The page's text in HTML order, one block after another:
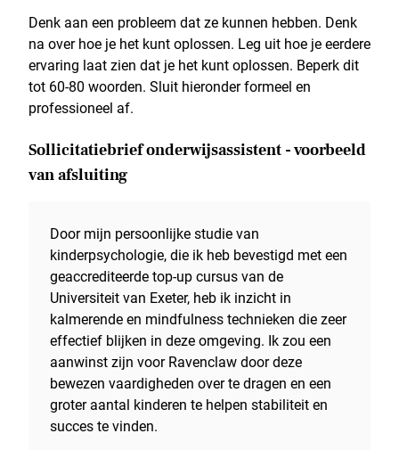
Denk aan een probleem dat ze kunnen hebben. Denk
na over hoe je het kunt oplossen. Leg uit hoe je eerdere
ervaring laat zien dat je het kunt oplossen. Beperk dit
tot 60-80 woorden. Sluit hieronder formeel en
professioneel af.
Sollicitatiebrief onderwijsassistent - voorbeeld
van afsluiting
Door mijn persoonlijke studie van
kinderpsychologie, die ik heb bevestigd met een
geaccrediteerde top-up cursus van de
Universiteit van Exeter, heb ik inzicht in
kalmerende en mindfulness technieken die zeer
effectief blijken in deze omgeving. Ik zou een
aanwinst zijn voor Ravenclaw door deze
bewezen vaardigheden over te dragen en een
groter aantal kinderen te helpen stabiliteit en
succes te vinden.